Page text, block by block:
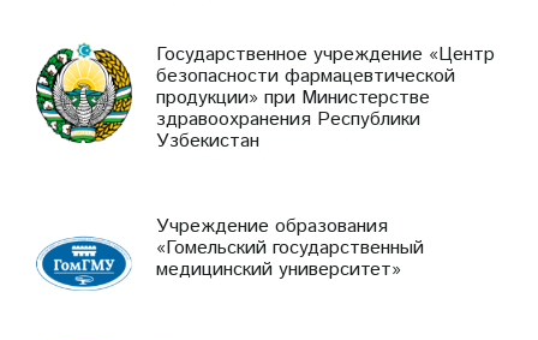
Государственное учреждение «Центр
безопасности фармацевтической
продукции» при Министерстве
здравоохранения Республики
Узбекистан
Учреждение образования
«Гомельский государственный
медицинский университет»